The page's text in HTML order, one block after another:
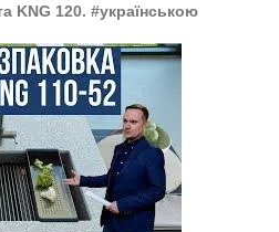
KNG 120. #українською